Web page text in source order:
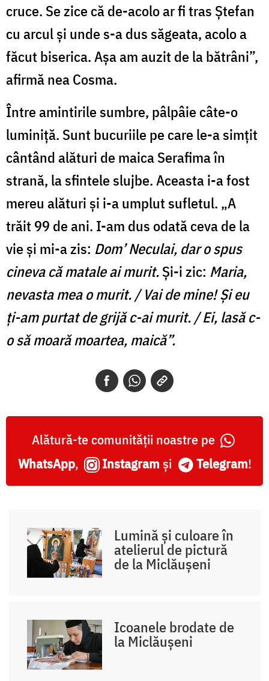
cruce. Se zice că de-acolo ar fi tras Ştefan
cu arcul şi unde s-a dus săgeata, acolo a
făcut biserica. Aşa am auzit de la bătrâni”,
afirmă nea Cosma.
Între amintirile sumbre, pâlpâie câte-o
luminiță. Sunt bucuriile pe care le-a simțit
cântând alături de maica Serafima în
strană, la sfintele slujbe. Aceasta i-a fost
mereu alături și i-a umplut sufletul. „A
trăit 99 de ani. I-am dus odată ceva de la
vie și mi-a zis: Dom’ Neculai, dar o spus
cineva că matale ai murit.Și-i zic: Maria,
nevasta mea o murit. / Vai de mine! Și eu
ți-am purtat de grijă c-ai murit. / Ei, lasă c-
o să moară moartea, maică”.
Alătură-te comunității noastre pe
WhatsApp, Instagram și Telegram!
Lumină și culoare în
atelierul de pictură
de la Miclăușeni
Icoanele brodate de
la Miclăușeni